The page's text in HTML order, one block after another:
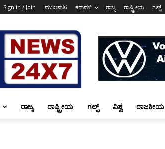
Sign in / Join ಮುಖಪುಟ ಕರಾವಳಿ ರಾಜ್ಯ ರಾಷ್ಟ್ರೀಯ ಗಲ್ಫ್
ರಾಜ್ಯ ರಾಷ್ಟ್ರೀಯ ಗಲ್ಫ್ ವಿಶ್ವ ರಾಜಕೀಯ